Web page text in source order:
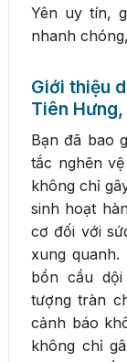
Yên uy tín,
nhanh
Giới thiệu
Tiên
Bạn đã bao
tắc nghẽn
không chỉ
sinh hoạt
cơ đối với
xung
bồn cầu
tượng tràn
cảnh báo
không chỉ